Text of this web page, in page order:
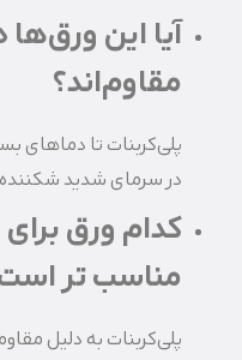
آیا این
مقاوم‌اند؟
پلی‌کربنات تا دماهای
در سرمای شدید
کدام ورق
مناسب‌ تر
پلی‌کربنات به دلیل